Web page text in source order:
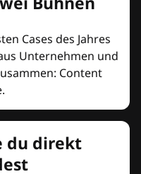
Cases des Jahres
Unternehmen und
Content
du direkt